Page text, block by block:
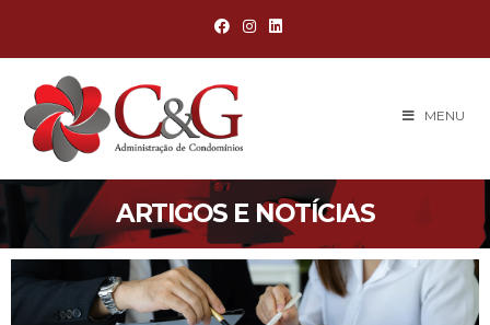
MENU
ARTIGOS E NOTÍCIAS